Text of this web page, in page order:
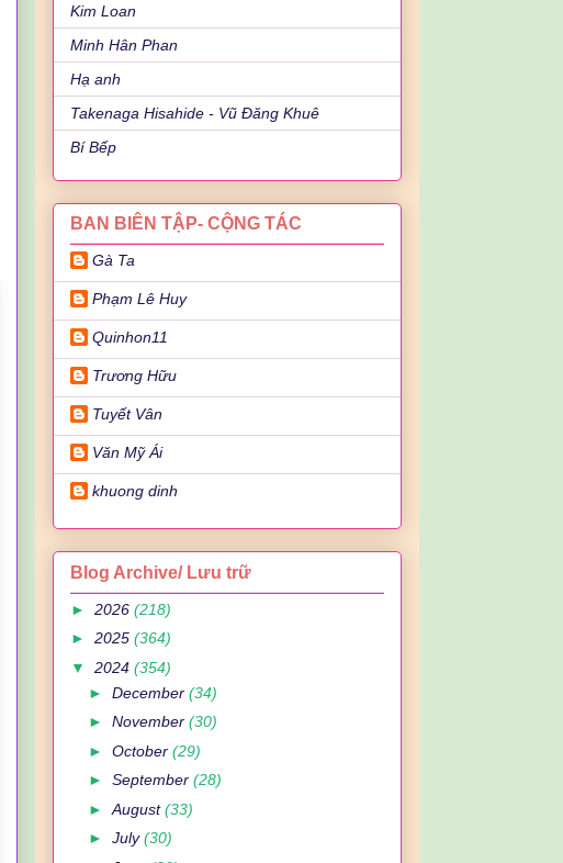
Kim Loan
Minh Hân Phan
Hạ anh
Takenaga Hisahide - Vũ Đăng Khuê
Bí Bếp
BAN BIÊN TẬP- CỘNG TÁC
Gà Ta
Phạm Lê Huy
Quinhon11
Trương Hữu
Tuyết Vân
Văn Mỹ Ái
khuong dinh
Blog Archive/ Lưu trữ
► 2026 (218)
► 2025 (364)
▼ 2024 (354)
►December(34)
►November(30)
►October(29)
►September(28)
►August(33)
►July(30)